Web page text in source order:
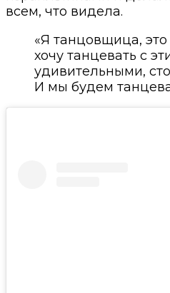
всем, что видела.
«Я танцовщица, это
хочу танцевать с
удивительными,
И мы будем